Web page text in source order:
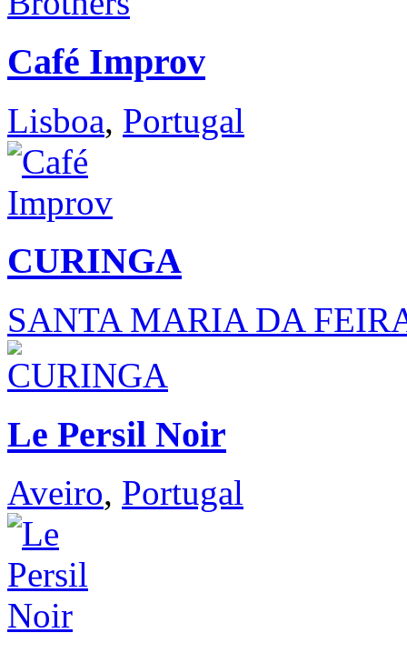
Café Improv
Lisboa, Portugal
CURINGA
SANTA MARIA DA
Le Persil Noir
Aveiro, Portugal